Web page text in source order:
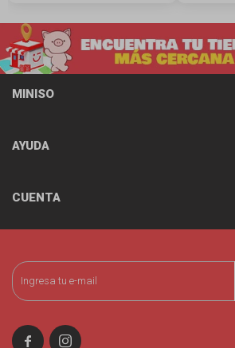
 
MINISO
AYUDA
CUENTA